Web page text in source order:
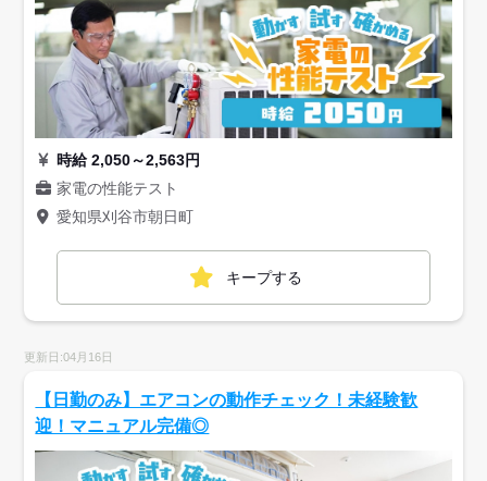
時給 2,050～2,563円
家電の性能テスト
愛知県刈谷市朝日町
キープする
更新日:04月16日
【日勤のみ】エアコンの動作チェック！未経験歓
迎！マニュアル完備◎